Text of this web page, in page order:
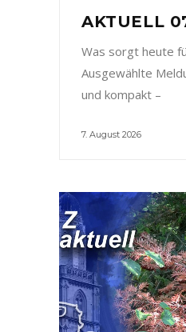
AKTUELL
Was sorgt heute
Ausgewählte
und kompakt –
7. August 2026